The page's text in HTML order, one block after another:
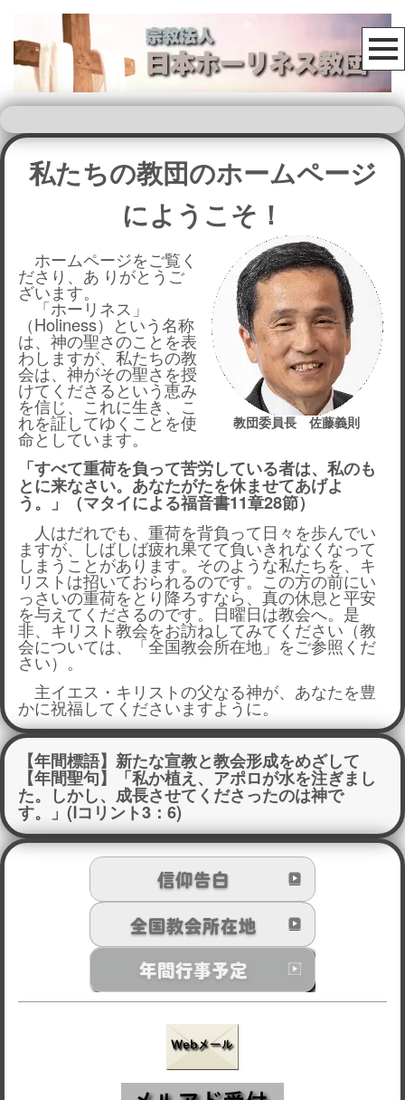
私たちの教団のホームページ
にようこそ！
教団委員長 佐藤義則
ホームページをご覧く
ださり、あ りがとうご
ざいます。
「ホーリネス」
（Holiness）という名称
は、 神の聖さのことを表
わしますが、 私たちの教
会は、神がその聖さを授
けてくださるという恵み
を信じ、これに生き、こ
れを証してゆくことを使
命としています。
「すべて重荷を負って苦労している者は、私のも
とに来なさい。あなたがたを休ませてあげよ
う。」（マタイによる福音書11章28節）
人はだれでも、重荷を背負って日々を歩んでい
ますが、しばしば疲れ果てて負いきれなくなって
しまうことがあります。そのような私たちを、キ
リストは招いておられるのです。この方の前にい
っさいの重荷をとり降ろすなら、真の休息と平安
を与えてくださるのです。日曜日は教会へ。是
非、キリスト教会をお訪ねしてみてください（教
会については、「全国教会所在地」をご参照くだ
さい）。
主イエス・キリストの父なる神が、あなたを豊
かに祝福してくださいますように。
【年間標語】 新たな宣教と教会形成をめざして
【年間聖句】 「私か植え、アポロが水を注ぎまし
た。しかし、成長させてくださったのは神で
す。」(Ⅰコリント3：6)